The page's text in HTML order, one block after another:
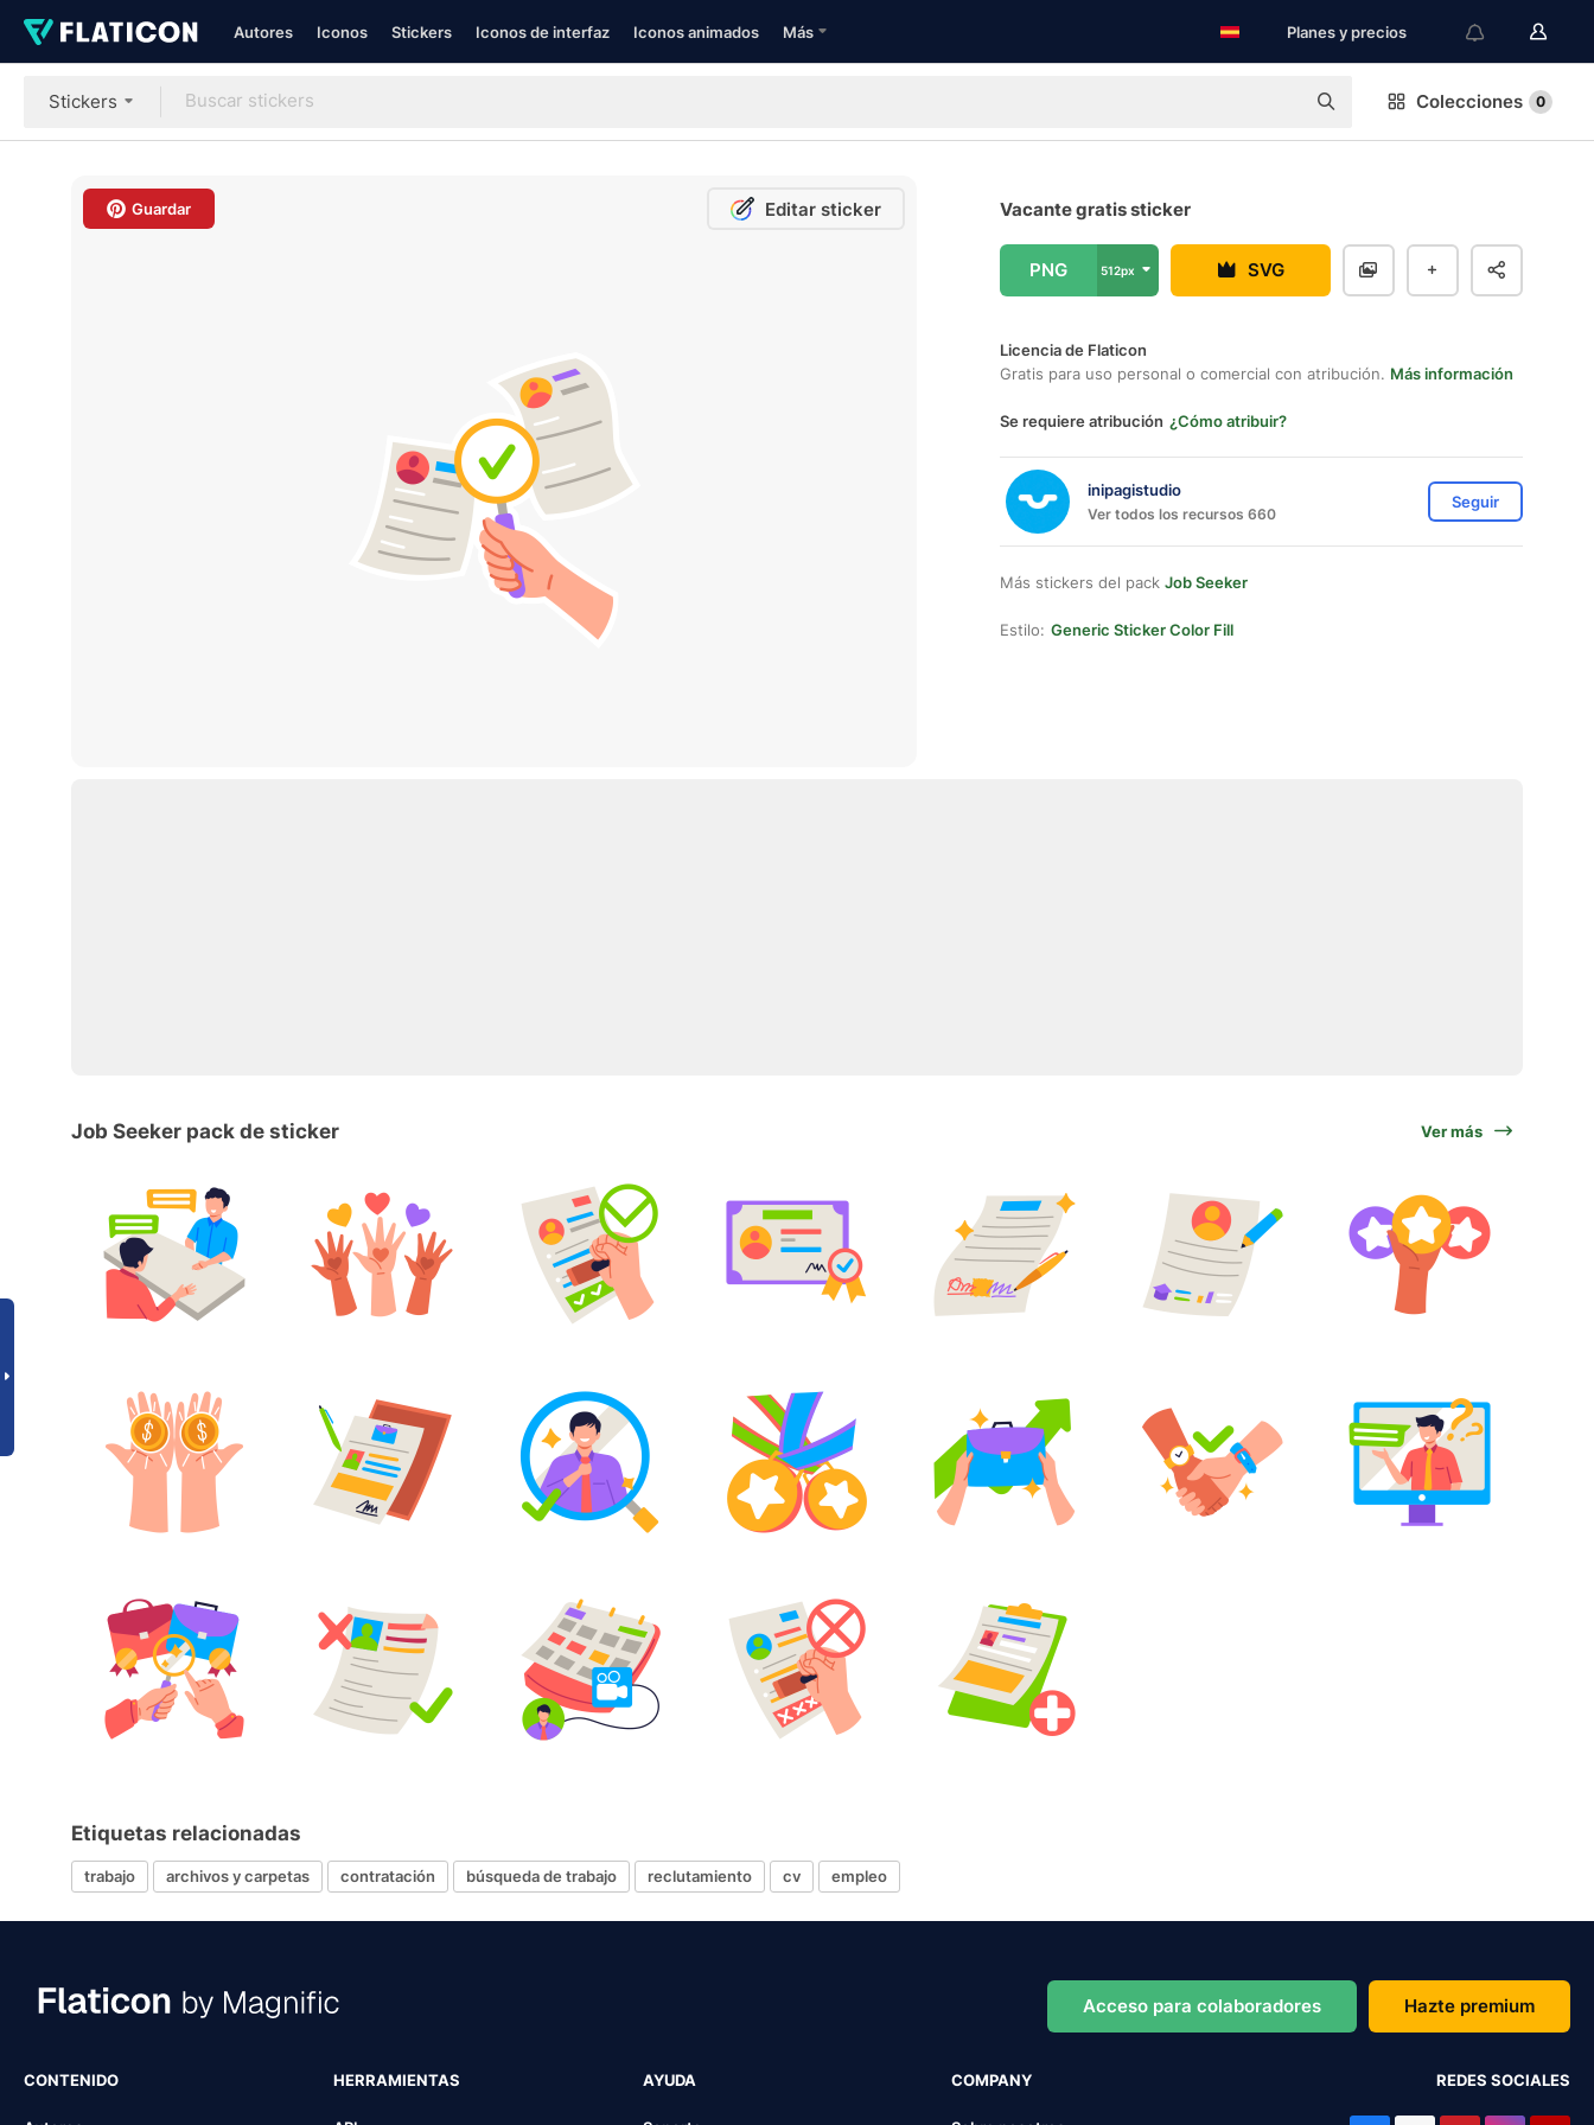
Autores Iconos Stickers Iconos de interfaz Iconos animados Más Planes y precios
Stickers Colecciones 0
Guardar Editar sticker Vacante gratis sticker
PNG 512px SVG
Licencia de Flaticon
Gratis para uso personal o comercial con atribución. Más información
Se requiere atribución ¿Cómo atribuir?
inipagistudio
Ver todos los recursos 660
Seguir
Más stickers del pack Job Seeker
Estilo: Generic Sticker Color Fill
Job Seeker pack de sticker Ver más
Etiquetas relacionadas
trabajo archivos y carpetas contratación búsqueda de trabajo reclutamiento cv empleo
Acceso para colaboradores Hazte premium
CONTENIDO HERRAMIENTAS AYUDA COMPANY REDES SOCIALES